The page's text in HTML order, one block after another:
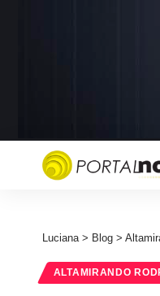
Luciana> Blog >
ALTAMIRANDO